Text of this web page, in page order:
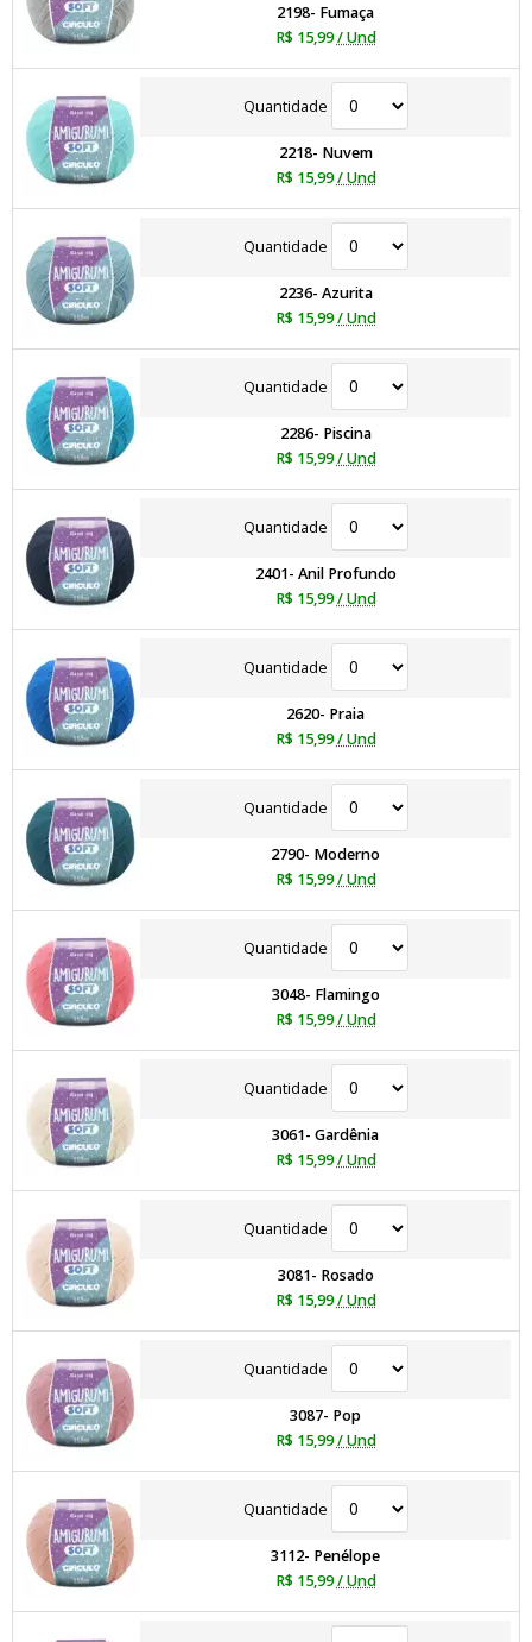
2198- Fumaça
R$ 15,99 / Und
Quantidade
2218- Nuvem
R$ 15,99 / Und
Quantidade
2236- Azurita
R$ 15,99 / Und
Quantidade
2286- Piscina
R$ 15,99 / Und
Quantidade
2401- Anil Profundo
R$ 15,99 / Und
Quantidade
2620- Praia
R$ 15,99 / Und
Quantidade
2790- Moderno
R$ 15,99 / Und
Quantidade
3048- Flamingo
R$ 15,99 / Und
Quantidade
3061- Gardênia
R$ 15,99 / Und
Quantidade
3081- Rosado
R$ 15,99 / Und
Quantidade
3087- Pop
R$ 15,99 / Und
Quantidade
3112- Penélope
R$ 15,99 / Und